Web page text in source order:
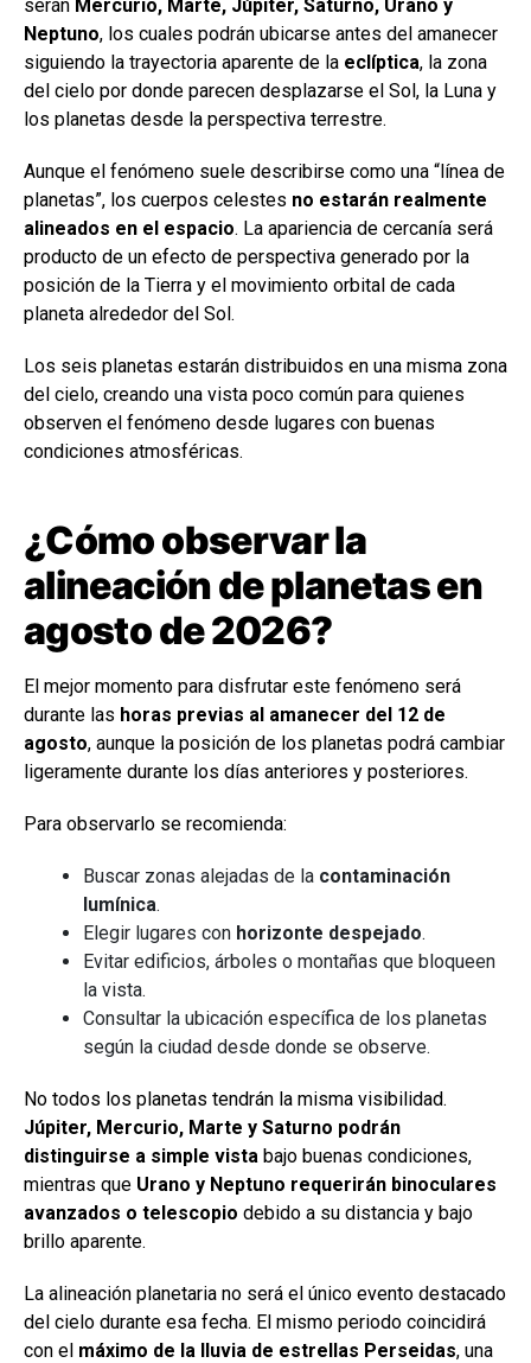
serán Mercurio, Marte, Júpiter, Saturno, Urano y
Neptuno, los cuales podrán ubicarse antes del amanecer
siguiendo la trayectoria aparente de la eclíptica, la zona
del cielo por donde parecen desplazarse el Sol, la Luna y
los planetas desde la perspectiva terrestre.
Aunque el fenómeno suele describirse como una “línea de
planetas”, los cuerpos celestes no estarán realmente
alineados en el espacio. La apariencia de cercanía será
producto de un efecto de perspectiva generado por la
posición de la Tierra y el movimiento orbital de cada
planeta alrededor del Sol.
Los seis planetas estarán distribuidos en una misma zona
del cielo, creando una vista poco común para quienes
observen el fenómeno desde lugares con buenas
condiciones atmosféricas.
¿Cómo observar la
alineación de planetas en
agosto de 2026?
El mejor momento para disfrutar este fenómeno será
durante las horas previas al amanecer del 12 de
agosto, aunque la posición de los planetas podrá cambiar
ligeramente durante los días anteriores y posteriores.
Para observarlo se recomienda:
Buscar zonas alejadas de la contaminación
lumínica.
Elegir lugares con horizonte despejado.
Evitar edificios, árboles o montañas que bloqueen
la vista.
Consultar la ubicación específica de los planetas
según la ciudad desde donde se observe.
No todos los planetas tendrán la misma visibilidad.
Júpiter, Mercurio, Marte y Saturno podrán
distinguirse a simple vista bajo buenas condiciones,
mientras que Urano y Neptuno requerirán binoculares
avanzados o telescopio debido a su distancia y bajo
brillo aparente.
La alineación planetaria no será el único evento destacado
del cielo durante esa fecha. El mismo periodo coincidirá
con el máximo de la lluvia de estrellas Perseidas, una